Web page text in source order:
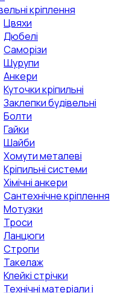
кріплення
Цвяхи
Дюбелі
Саморізи
Шурупи
Анкери
Куточки кріпильні
Заклепки будівельні
Болти
Гайки
Шайби
Хомути металеві
Кріпильні системи
Хімічні анкери
Сантехнічне кріплення
Мотузки
Троси
Ланцюги
Стропи
Такелаж
Клейкі стрічки
Технічні матеріали і